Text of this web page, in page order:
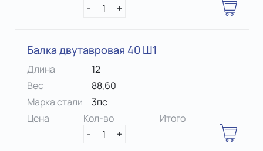
-
1 +
Балка двутавровая 40 Ш1
Длина
12
Вес
88,60
Марка стали
3пс
Цена
Кол-во
-
1 +
Итого